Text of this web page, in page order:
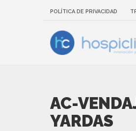
POLÍTICA DE PRIVACIDAD
AC-
YARDAS